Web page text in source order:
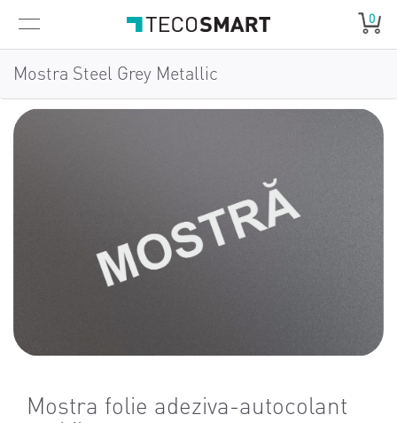
0
Mostra Steel Grey Metallic
Mostra folie adeziva-autocolant